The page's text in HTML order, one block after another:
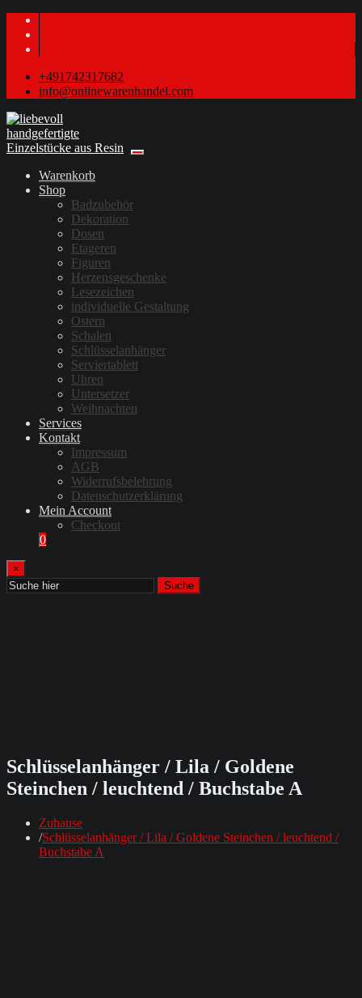
+491742317682
info@onlinewarenhandel.com
Warenkorb
Shop
Badzubehör
Dekoration
Dosen
Etageren
Figuren
Herzensgeschenke
Lesezeichen
individuelle Gestaltung
Ostern
Schalen
Schlüsselanhänger
Serviertablett
Uhren
Untersetzer
Weihnachten
Services
Kontakt
Impressum
AGB
Widerrufsbelehrung
Datenschutzerklärung
Mein Account
Checkout
0
×
Suche
Schlüsselanhänger / Lila / Goldene
Steinchen / leuchtend / Buchstabe A
Zuhause
Schlüsselanhänger / Lila / Goldene Steinchen / leuchtend /
Buchstabe A